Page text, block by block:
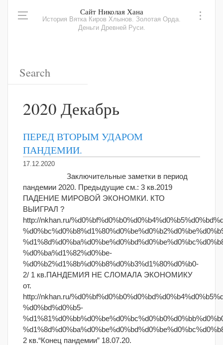
Сайт Николая Хана
История Вятка Киров Хлынов. Золотая Орда.
Деньги Древней Руси.
2020 Декабрь
ПЕРЕД ВТОРЫМ УДАРОМ
ПАНДЕМИИ.
17.12.2020
Заключительные заметки в период
пандемии 2020. Предыдущие см.: 3 кв.2019
ПАДЕНИЕ МИРОВОЙ ЭКОНОМКИ. КТО
ВЫИГРАЛ ?
http://nkhan.ru/
%d0%ba%d1%82%d0%be-
%d0%b2%d1%8b%d0%b8%d0%b3%d1%80%d0%b0-
2/ 1 кв.ПАНДЕМИЯ НЕ СЛОМАЛА ЭКОНОМИКУ
от.
http://nkhan.ru/
%d0%bd%d0%b5-
2 кв.“Конец пандемии” 18.07.20.